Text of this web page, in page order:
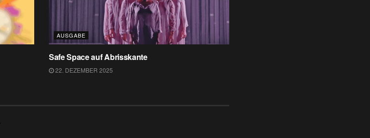
AUSGABE
Safe Space auf Abrisskante
22. DEZEMBER 2025